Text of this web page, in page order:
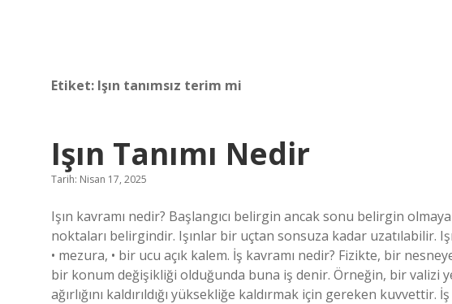
Etiket: Işın tanımsız terim mi
Işın Tanımı Nedir
Tarih: Nisan 17, 2025
Işın kavramı nedir? Başlangıcı belirgin ancak sonu belirgin
noktaları belirgindir. Işınlar bir uçtan sonsuza kadar uzatılabilir.
• mezura, • bir ucu açık kalem. İş kavramı nedir? Fizikte, bir
bir konum değişikliği olduğunda buna iş denir. Örneğin, bir valizi
ağırlığını kaldırıldığı yüksekliğe kaldırmak için gereken kuvvettir.